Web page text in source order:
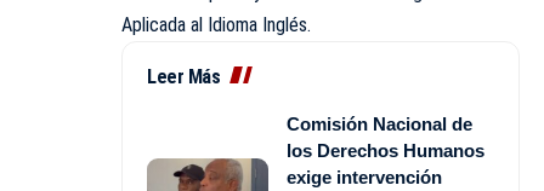
Aplicada al Idioma Inglés.
Leer Más
Comisión Nacional de
los Derechos Humanos
exige intervención